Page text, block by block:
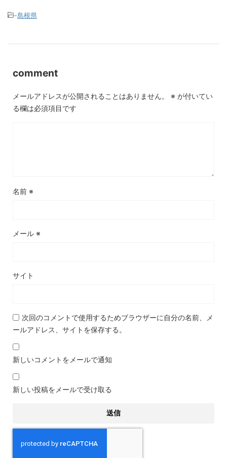
-島根県
comment
メールアドレスが公開されることはありません。 ※ が付いてい
る欄は必須項目です
名前 ※
メール ※
サイト
次回のコメントで使用するためブラウザーに自分の名前、メ
ールアドレス、サイトを保存する。
新しいコメントをメールで通知
新しい投稿をメールで受け取る